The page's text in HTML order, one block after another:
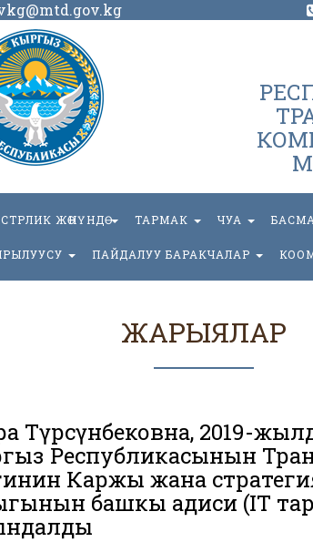
ЖӨНҮНДӨ ТАРМАК ЧУА
ПАЙДАЛУУ БАРАКЧАЛАР
ЖАРЫЯЛАР
Түрсүнбековна, 2019-
Республикасынын
Каржы жана
башкы адиси (IT